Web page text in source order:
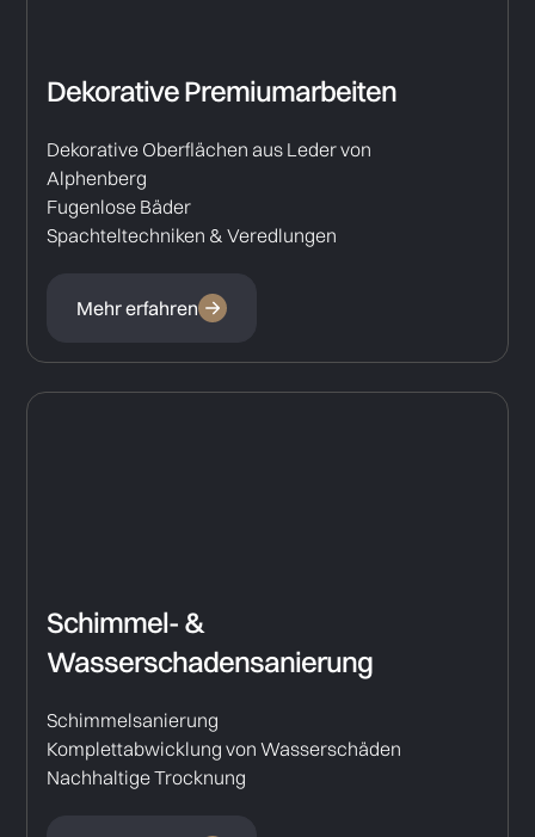
Dekorative Premiumarbeiten
Dekorative Oberflächen aus Leder von
Alphenberg
Fugenlose Bäder
Spachteltechniken & Veredlungen
Mehr erfahren
Schimmel- &
Wasserschadensanierung
Schimmelsanierung
Komplettabwicklung von Wasserschäden
Nachhaltige Trocknung